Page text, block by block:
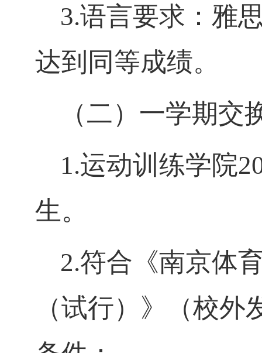
3.语言要求： 雅
达到同等成绩。
（二） 一学期交
1.运动训练学院
生。
2.符合《南京体
（试行）》（校